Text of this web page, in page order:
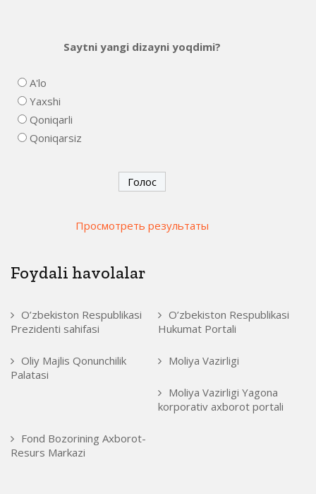
Saytni yangi dizayni yoqdimi?
A'lo
Yaxshi
Qoniqarli
Qoniqarsiz
Просмотреть результаты
Foydali havolalar
O’zbekiston Respublikasi
Prezidenti sahifasi
O’zbekiston Respublikasi
Hukumat Portali
Oliy Majlis Qonunchilik
Palatasi
Moliya Vazirligi
Moliya Vazirligi Yagona
korporativ axborot portali
Fond Bozorining Axborot-
Resurs Markazi